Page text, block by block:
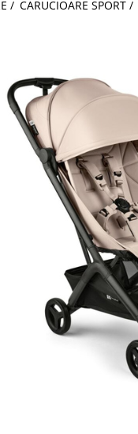
/ CARUCIOARE SPORT /